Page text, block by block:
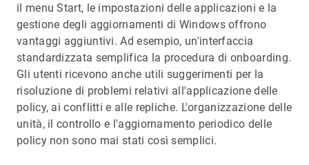
il menu Start, le impostazioni delle applicazioni e la
gestione degli aggiornamenti di Windows offrono
vantaggi aggiuntivi. Ad esempio, un'interfaccia
standardizzata semplifica la procedura di onboarding.
Gli utenti ricevono anche utili suggerimenti per la
risoluzione di problemi relativi all'applicazione delle
policy, ai conflitti e alle repliche. L'organizzazione delle
unità, il controllo e l'aggiornamento periodico delle
policy non sono mai stati così semplici.